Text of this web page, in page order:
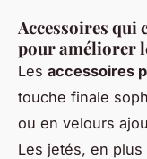
Accessoires qui
pour améliorer
Les accessoires
touche finale
ou en velours
Les jetés, en